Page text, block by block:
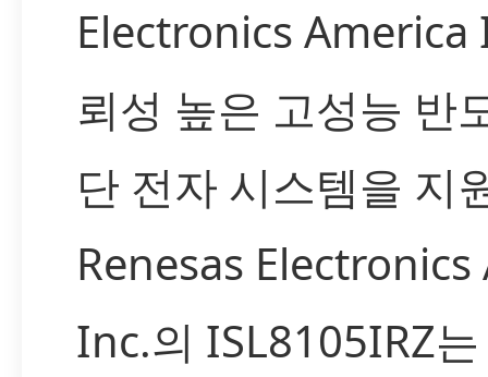
Electronics
뢰성 높은 고성능 반
단 전자 시스템을 지
Renesas
Inc.의 ISL8105IRZ